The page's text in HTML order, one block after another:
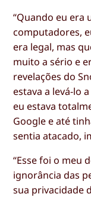
“Quando eu era
computadores,
era legal, mas
muito a sério e
revelações do
estava a levá-lo
eu estava
Google e até
sentia atacado,
“Esse foi o meu
ignorância das
sua privacidade